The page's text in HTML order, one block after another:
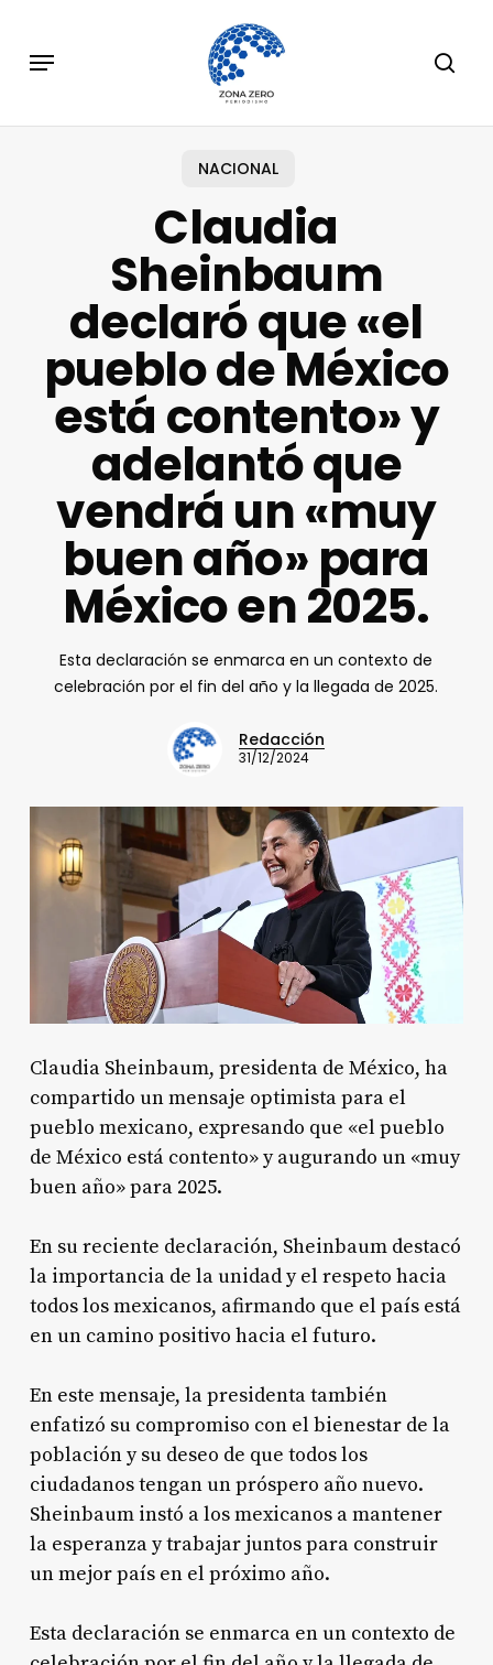
main
Menu
NACIONAL
Claudia
Sheinbaum
declaró que «el
pueblo de México
está contento» y
adelantó que
vendrá un «muy
buen año» para
México en 2025.
Esta declaración se enmarca en un contexto de
celebración por el fin del año y la llegada de 2025.
Redacción
31/12/2024
Claudia Sheinbaum, presidenta de México, ha
compartido un mensaje optimista para el
pueblo mexicano, expresando que «el pueblo
de México está contento» y augurando un «muy
buen año» para 2025.
En su reciente declaración, Sheinbaum destacó
la importancia de la unidad y el respeto hacia
todos los mexicanos, afirmando que el país está
en un camino positivo hacia el futuro.
En este mensaje, la presidenta también
enfatizó su compromiso con el bienestar de la
población y su deseo de que todos los
ciudadanos tengan un próspero año nuevo.
Sheinbaum instó a los mexicanos a mantener
la esperanza y trabajar juntos para construir
un mejor país en el próximo año.
Esta declaración se enmarca en un contexto de